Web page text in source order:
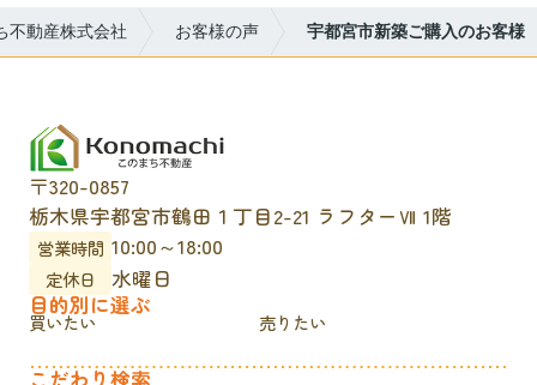
不動産株式会社 お客様の声 宇都宮市新築ご購入のお客様
〒320-0857
栃木県宇都宮市鶴田１丁目2-21 ラフターⅦ 1階
営業時間 10:00～18:00
定休日
水曜日
目的別に選ぶ
買いたい 売りたい
こだわり検索